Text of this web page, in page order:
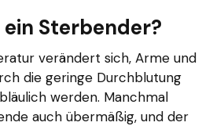
Sterbender?
verändert sich, Arme und
die geringe Durchblutung
werden. Manchmal
auch übermäßig, und der